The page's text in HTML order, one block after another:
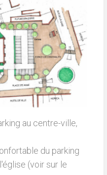
au centre-ville,
du parking
(voir sur le